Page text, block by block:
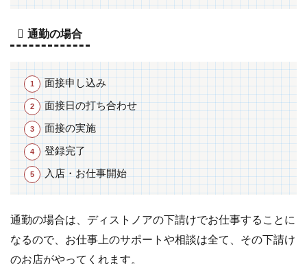
通勤の場合
面接申し込み
面接日の打ち合わせ
面接の実施
登録完了
入店・お仕事開始
通勤の場合は、ディストノアの下請けでお仕事することに
なるので、お仕事上のサポートや相談は全て、その下請け
のお店がやってくれます。